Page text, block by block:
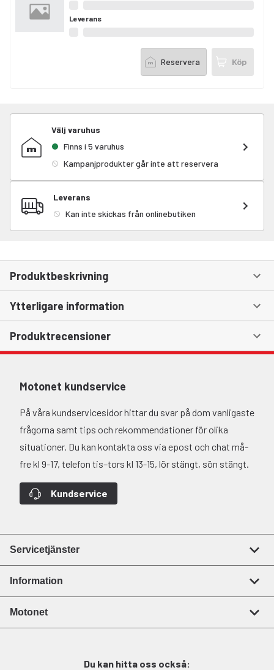
Leverans
Reservera Köp
Välj varuhus
Finns i 5 varuhus
Kampanjprodukter går inte att reservera
Leverans
Kan inte skickas från onlinebutiken
Produktbeskrivning
Ytterligare information
Produktrecensioner
Motonet kundservice
På våra kundservicesidor hittar du svar på dom vanligaste
frågorna samt tips och rekommendationer för olika
situationer. Du kan kontakta oss via epost och chat må-
fre kl 9-17, telefon tis–tors kl 13-15, lör stängt, sön stängt.
Kundservice
Servicetjänster
Information
Motonet
Du kan hitta oss också: